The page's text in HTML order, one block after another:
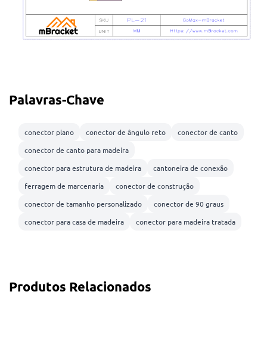
Palavras-Chave
conector plano conector de ângulo reto
conector de canto
conector de canto para madeira
conector para estrutura de madeira
cantoneira de conexão
ferragem de marcenaria
conector de construção
conector de tamanho personalizado
conector de 90 graus
conector para casa de madeira
conector para madeira tratada
Produtos Relacionados